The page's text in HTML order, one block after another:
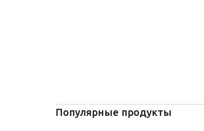
Популярные продукты